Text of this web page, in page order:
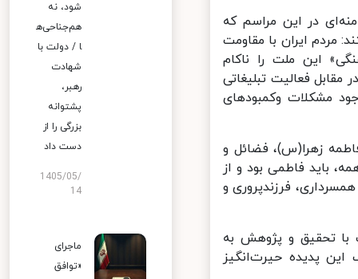
در این مراسم که
ایران با مقاومت
این ملت را ناکام
فعالیت تبلیغاتی
مشکلات وکمبودهای
زهرا(س)، فضائل و
باید فاطمی بود و از
فرزندپروری و
با تحقیق و پژوهش به
پدیده حیرت‌انگیز
شود، نه
هم‌جناحی‌ه
ا / دولت با
شهادت
رهبر،
پشتوانه
بزرگی را از
دست داد
1405/05/
14
ماجرای
«توافق